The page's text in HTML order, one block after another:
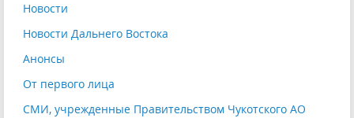
Новости
Новости Дальнего Востока
Анонсы
От первого лица
СМИ, учрежденные Правительством Чукотского АО